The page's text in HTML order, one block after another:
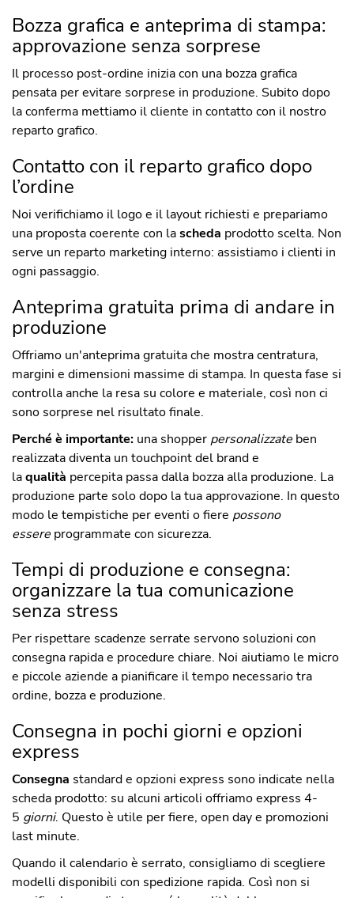
Bozza grafica e anteprima di stampa:
approvazione senza sorprese
Il processo post-ordine inizia con una bozza grafica
pensata per evitare sorprese in produzione. Subito dopo
la conferma mettiamo il cliente in contatto con il nostro
reparto grafico.
Contatto con il reparto grafico dopo
l’ordine
Noi verifichiamo il logo e il layout richiesti e prepariamo
una proposta coerente con lascheda prodotto scelta. Non
serve un reparto marketing interno: assistiamo i clienti in
ogni passaggio.
Anteprima gratuita prima di andare in
produzione
Offriamo un'anteprima gratuita che mostra centratura,
margini e dimensioni massime di stampa. In questa fase si
controlla anche la resa su colore e materiale, così non ci
sono sorprese nel risultato finale.
Perché è importante: una shopper personalizzate ben
realizzata diventa un touchpoint del brand e
laqualità percepita passa dalla bozza alla produzione. La
produzione parte solo dopo la tua approvazione. In questo
modo le tempistiche per eventi o fiere possono
essere programmate con sicurezza.
Tempi di produzione e consegna:
organizzare la tua comunicazione
senza stress
Per rispettare scadenze serrate servono soluzioni con
consegna rapida e procedure chiare. Noi aiutiamo le micro
e piccole aziende a pianificare il tempo necessario tra
ordine, bozza e produzione.
Consegna in pochi giorni e opzioni
express
Consegna standard e opzioni express sono indicate nella
scheda prodotto: su alcuni articoli offriamo express 4-
5 giorni. Questo è utile per fiere, open day e promozioni
last minute.
Quando il calendario è serrato, consigliamo di scegliere
modelli disponibili con spedizione rapida. Così non si